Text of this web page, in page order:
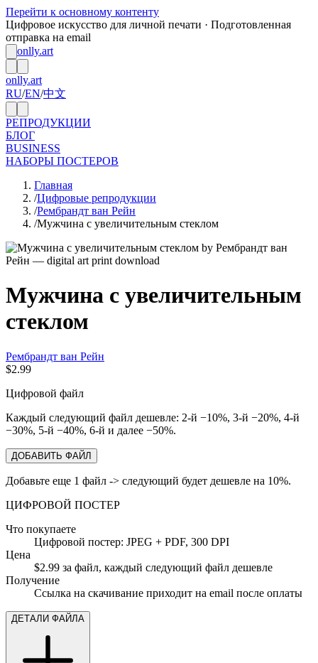
Перейти к основному контенту
Цифровое искусство для личной печати · Подготовленная
отправка на email
onlly.art
onlly.art
RU/EN/中文
РЕПРОДУКЦИИ
БЛОГ
BUSINESS
НАБОРЫ ПОСТЕРОВ
Главная
/Цифровые репродукции
/Рембрандт ван Рейн
/Мужчина с увеличительным стеклом
Мужчина с увеличительным
стеклом
Рембрандт ван Рейн
$2.99
Цифровой файл
Каждый следующий файл дешевле: 2-й −10%, 3-й −20%, 4-й
−30%, 5-й −40%, 6-й и далее −50%.
ДОБАВИТЬ ФАЙЛ
Добавьте еще 1 файл -> следующий будет дешевле на 10%.
ЦИФРОВОЙ ПОСТЕР
Что покупаете
Цифровой постер: JPEG + PDF, 300 DPI
Цена
$2.99 за файл, каждый следующий файл дешевле
Получение
Ссылка на скачивание приходит на email после оплаты
ДЕТАЛИ ФАЙЛА